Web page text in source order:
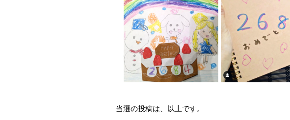
当選の投稿は、以上です。